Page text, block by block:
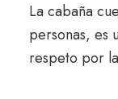
La cabaña
personas, es
respeto por